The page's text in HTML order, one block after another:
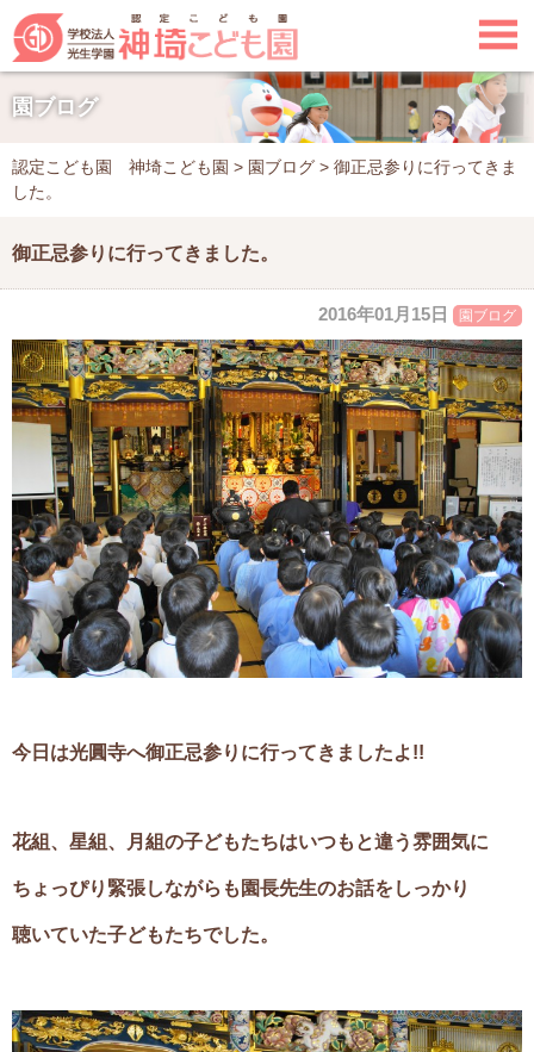

園ブログ
認定こども園 神埼こども園 > 園ブログ > 御正忌参りに行ってきま
した。
御正忌参りに行ってきました。
2016年01月15日 園ブログ
今日は光圓寺へ御正忌参りに行ってきましたよ!!
花組、星組、月組の子どもたちはいつもと違う雰囲気に
ちょっぴり緊張しながらも園長先生のお話をしっかり
聴いていた子どもたちでした。